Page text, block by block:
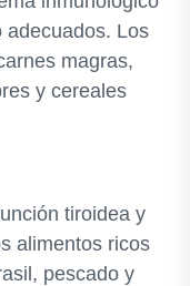
adecuados. Los
magras,
y cereales
tiroidea y
alimentos ricos
pescado y